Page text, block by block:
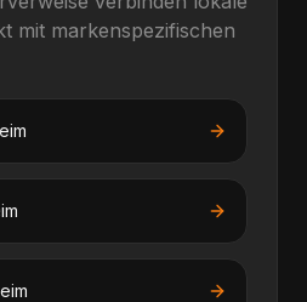
mit markenspezifischen